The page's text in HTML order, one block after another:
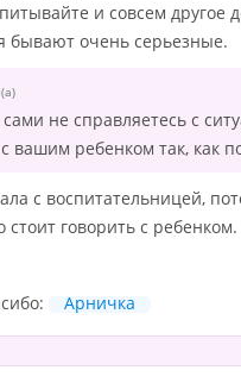
и совсем другое
бывают очень серьезные.
не справляетесь с
вашим ребенком так, как
с воспитательницей,
стоит говорить с
Арничка